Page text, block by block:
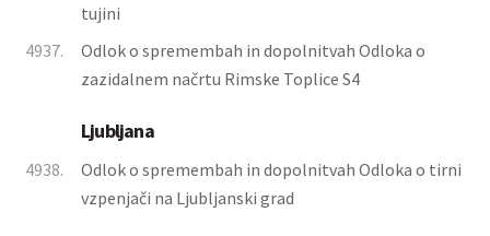
tujini
4937.
Odlok o spremembah in dopolnitvah Odloka o
zazidalnem načrtu Rimske Toplice S4
Ljubljana
4938.
Odlok o spremembah in dopolnitvah Odloka o tirni
vzpenjači na Ljubljanski grad